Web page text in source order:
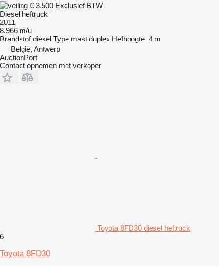
€ 3.500 Exclusief BTW
Diesel heftruck
2011
8.966 m/u
Brandstof diesel Type mast duplex Hefhoogte 4 m
België, Antwerp
AuctionPort
Contact opnemen met verkoper
Toyota 8FD30 diesel heftruck
6
Toyota 8FD30